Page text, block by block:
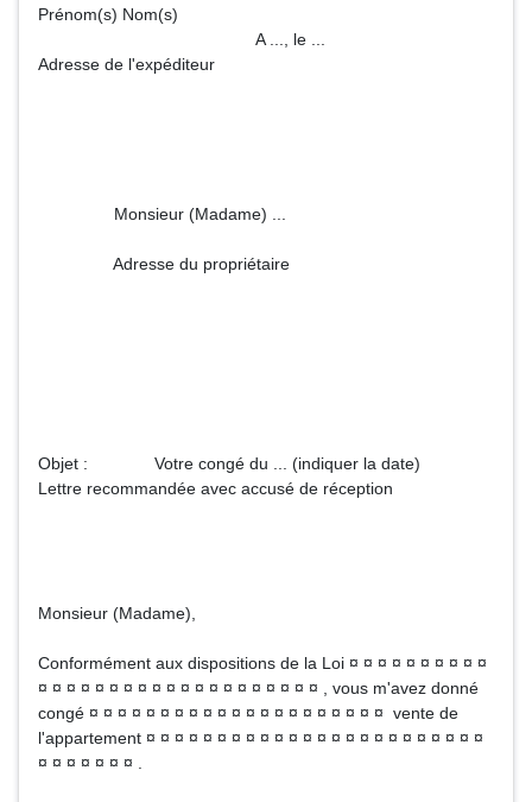
Prénom(s) Nom(s)
A ..., le ...
Adresse de l'expéditeur
Monsieur (Madame) ...
Adresse du propriétaire
Objet : Votre congé du ... (indiquer la date)
Lettre recommandée avec accusé de réception
Monsieur (Madame),
Conformément aux dispositions de la Loi ¤ ¤ ¤ ¤ ¤ ¤ ¤ ¤ ¤ ¤
¤ ¤ ¤ ¤ ¤ ¤ ¤ ¤ ¤ ¤ ¤ ¤ ¤ ¤ ¤ ¤ ¤ ¤ ¤ ¤ , vous m'avez donné
congé ¤ ¤ ¤ ¤ ¤ ¤ ¤ ¤ ¤ ¤ ¤ ¤ ¤ ¤ ¤ ¤ ¤ ¤ ¤ ¤ ¤ vente de
l'appartement ¤ ¤ ¤ ¤ ¤ ¤ ¤ ¤ ¤ ¤ ¤ ¤ ¤ ¤ ¤ ¤ ¤ ¤ ¤ ¤ ¤ ¤ ¤ ¤
¤ ¤ ¤ ¤ ¤ ¤ ¤ .